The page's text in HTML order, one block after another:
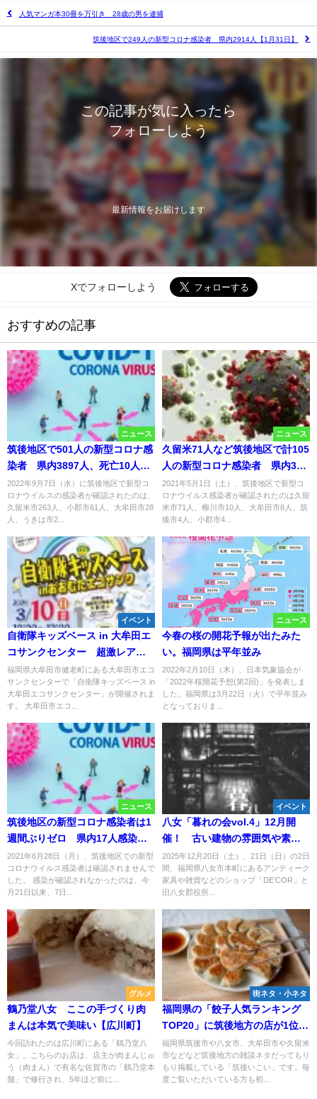
人気マンガ本30冊を万引き 28歳の男を逮捕
筑後地区で249人の新型コロナ感染者 県内2914人【1月31日】
この記事が気に入ったら
フォローしよう
最新情報をお届けします
Xでフォローしよう
おすすめの記事
ニュース
筑後地区で501人の新型コロナ感
染者 県内3897人、死亡10人
【9月7日】
2022年9月7日（水）に筑後地区で新型コ
ロナウイルスの感染者が確認されたのは、
久留米市263人、小郡市61人、大牟田市28
人、うきは市2...
ニュース
久留米71人など筑後地区で計105
人の新型コロナ感染者 県内352
人感染【5月1日】
2021年5月1日（土）、筑後地区で新型コ
ロナウイルス感染者が確認されたのは久留
米市71人、柳川市10人、大牟田市8人、筑
後市4人、小郡市4...
イベント
自衛隊キッズベース in 大牟田エ
コサンクセンター 超激レア！
自衛隊車両の乗車体験など開催
福岡県大牟田市健老町にある大牟田市エコ
サンクセンターで「自衛隊キッズベース in
大牟田エコサンクセンター」が開催されま
す。 大牟田市エコ...
ニュース
今春の桜の開花予報が出たみた
い。福岡県は平年並み
2022年2月10日（木）、日本気象協会が
「2022年桜開花予想(第2回)」を発表しま
した。福岡県は3月22日（火）で平年並み
となっておりま...
ニュース
筑後地区の新型コロナ感染者は1
週間ぶりゼロ 県内17人感染【6
月28日】
2021年6月28日（月）、筑後地区での新型
コロナウイルス感染者は確認されませんで
した。 感染が確認されなかったのは、今
月21日以来、7日...
イベント
八女「暮れの会vol.4」12月開
催！ 古い建物の雰囲気や素敵
な街並みと一緒に楽しめる蚤の
市
2025年12月20日（土）、21日（日）の2日
間、福岡県八女市本町にあるアンティーク
家具や雑貨などのショップ「DE’COR」と
旧八女郡役所...
グルメ
鶴乃堂八女 ここの手づくり肉
まんは本気で美味い【広川町】
今回訪れたのは広川町にある「鶴乃堂八
女」。こちらのお店は、店主が肉まんじゅ
う（肉まん）で有名な佐賀市の「鶴乃堂本
舗」で修行され、5年ほど前に...
街ネタ・小ネタ
福岡県の「餃子人気ランキング
TOP20」に筑後地方の店が1位含
めて3店もランクインしてる
（2025年7月）
福岡県筑後市や八女市、大牟田市や久留米
市などなど筑後地方の雑談ネタだってもり
もり掲載している「筑後いこい」です。毎
度ご覧いただいている方も初...